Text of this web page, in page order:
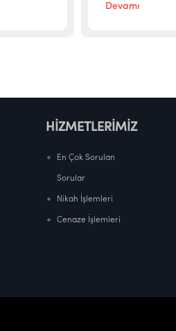
Devamı
HİZMETLERİMİZ
En Çok Sorulan
Sorular
Nikah İşlemleri
Cenaze İşlemleri